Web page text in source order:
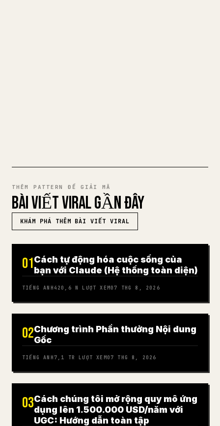
THÊM PATTERN ĐỂ GIẢI MÃ
BÀI VIẾT VIRAL GẦN ĐÂY
KHÁM PHÁ THÊM BÀI VIẾT VIRAL
01Cách tự động hóa cuộc sống của
bạn với Claude (Hệ thống toàn diện)
TIẾNG ANH420,6 N LƯỢT XEM07 THG 8, 2026
02Chương trình Phần thưởng Nội dung
Gốc
TIẾNG ANH7,1 TR LƯỢT XEM07 THG 8, 2026
03Cách chúng tôi mở rộng quy mô ứng
dụng lên 1.500.000 USD/năm với
UGC: Hướng dẫn toàn tập